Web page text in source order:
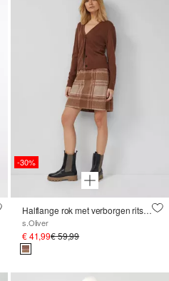
-30%
Halflange rok met verborgen ritssluiting
s.Oliver
€ 41,99€ 59,99